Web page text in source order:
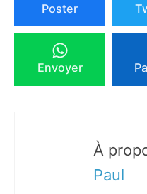
Poster
Envoyer
À
Paul